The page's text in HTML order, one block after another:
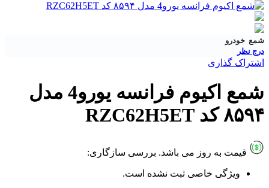
شمع خودرو
درج نظر
اشتراک گذاری
شمع اکیوم فرانسه یورو4 مدل
۸۵۹۴ کد RZC62H5ET
قیمت به روز می باشد. بررسی سازگاری:
ویژگی خاصی ثبت نشده است.